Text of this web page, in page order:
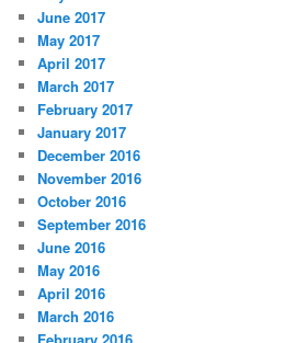
June 2017
May 2017
April 2017
March 2017
February 2017
January 2017
December 2016
November 2016
October 2016
September 2016
June 2016
May 2016
April 2016
March 2016